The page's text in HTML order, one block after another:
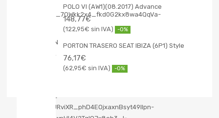
POLO VI (AW1)(08.2017) Advance
148,77€
122,95€ -0%
PORTON TRASERO SEAT IBIZA (6P1) Style
76,17€
62,95€ -0%